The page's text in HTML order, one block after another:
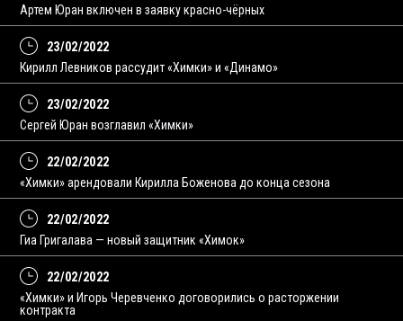
Артем Юран включен в заявку красно-чёрных
23/02/2022
Кирилл Левников рассудит «Химки» и «Динамо»
23/02/2022
Сергей Юран возглавил «Химки»
22/02/2022
«Химки» арендовали Кирилла Боженова до конца сезона
22/02/2022
Гиа Григалава — новый защитник «Химок»
22/02/2022
«Химки» и Игорь Черевченко договорились о расторжении
контракта